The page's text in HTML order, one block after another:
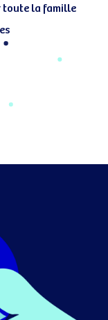
toute la famille